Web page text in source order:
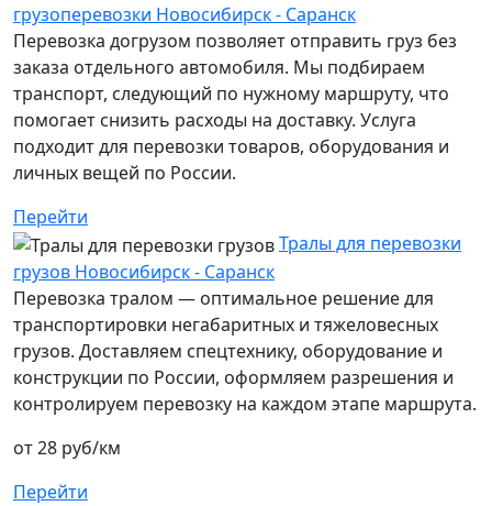
грузоперевозки Новосибирск - Саранск
Перевозка догрузом позволяет отправить груз без
заказа отдельного автомобиля. Мы подбираем
транспорт, следующий по нужному маршруту, что
помогает снизить расходы на доставку. Услуга
подходит для перевозки товаров, оборудования и
личных вещей по России.
Перейти
Тралы для перевозки
грузов Новосибирск - Саранск
Перевозка тралом — оптимальное решение для
транспортировки негабаритных и тяжеловесных
грузов. Доставляем спецтехнику, оборудование и
конструкции по России, оформляем разрешения и
контролируем перевозку на каждом этапе маршрута.
от 28 руб/км
Перейти